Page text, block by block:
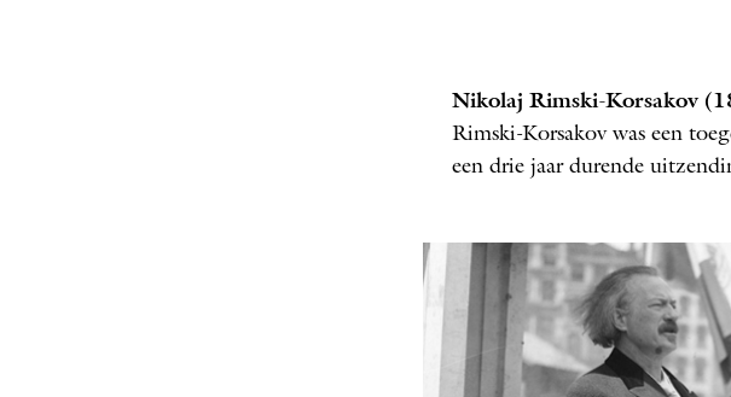
Nikolaj Rimski-Korsakov
Rimski-Korsakov was een
een drie jaar durende